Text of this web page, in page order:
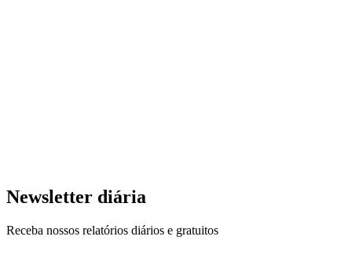
Newsletter diária
Receba nossos relatórios diários e gratuitos